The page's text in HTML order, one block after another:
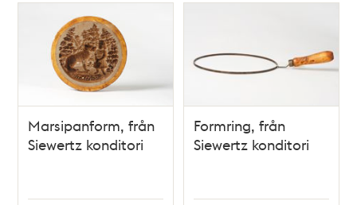
Marsipanform, från
Siewertz konditori
Formring, från
Siewertz konditori